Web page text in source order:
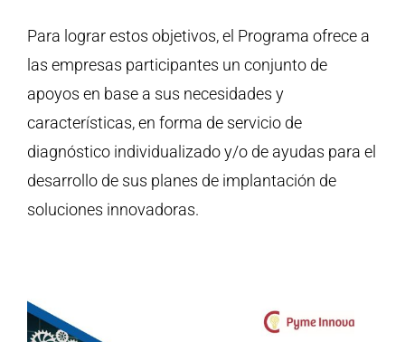
Para lograr estos objetivos, el Programa ofrece a
las empresas participantes un conjunto de
apoyos en base a sus necesidades y
características, en forma de servicio de
diagnóstico individualizado y/o de ayudas para el
desarrollo de sus planes de implantación de
soluciones innovadoras.